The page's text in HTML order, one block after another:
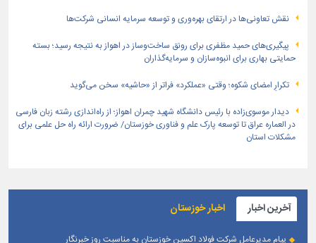
نقش تعاونی‌ها در ارتقای بهره‌وری و توسعه سرمایه انسانی شرکت‌ها
پیگیری‌های حمید مظفری برای رونق ساخت‌وساز در اهواز به نتیجه رسید؛ بسته
حمایتی بهاری برای انبوه‌سازان و سرمایه‌گذاران
تکرارِ امضای شکوه؛ وقتی «عملکرد» فراتر از «حاشیه» سخن می‌گوید
دیدار موسوی‌زاده با رئیس دانشگاه شهید چمران اهواز؛ از راه‌اندازی رشته زبان فارسی
در العماره عراق تا توسعه پارک علم و فناوری خوزستان/ ضرورت ارائه راه حل علمی برای
مشکلات استان
آخرین اخبار اخبار خوزستان
پیام مدیرعامل شرکت فولاد اکسین خوزستان به مناسبت روز خبرنگار